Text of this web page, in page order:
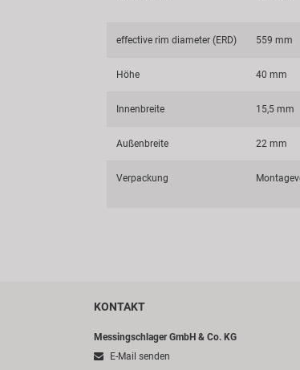
effective rim diameter (ERD) 559 mm
Höhe 40 mm
Innenbreite 15,5 mm
Außenbreite 22 mm
Verpackung
KONTAKT
Messingschlager GmbH & Co. KG
E-Mail senden